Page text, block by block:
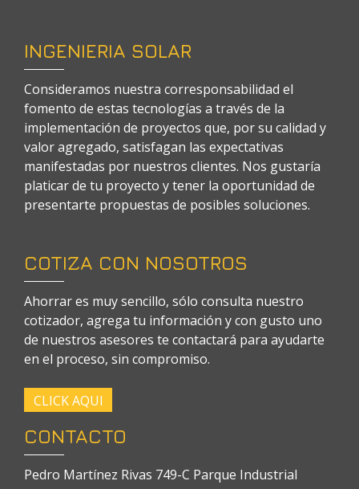
INGENIERIA SOLAR
Consideramos nuestra corresponsabilidad el
fomento de estas tecnologías a través de la
implementación de proyectos que, por su calidad y
valor agregado, satisfagan las expectativas
manifestadas por nuestros clientes. Nos gustaría
platicar de tu proyecto y tener la oportunidad de
presentarte propuestas de posibles soluciones.
COTIZA CON NOSOTROS
Ahorrar es muy sencillo, sólo consulta nuestro
cotizador, agrega tu información y con gusto uno
de nuestros asesores te contactará para ayudarte
en el proceso, sin compromiso.
CLICK AQUI
CONTACTO
Pedro Martínez Rivas 749-C Parque Industrial